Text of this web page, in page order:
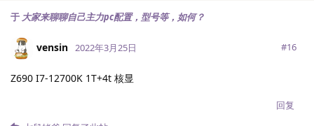
于 大家来聊聊自己主力pc配置，型号等，如何？
vensin 2022年3月25日 #16
Z690 I7-12700K 1T+4t 核显
回复